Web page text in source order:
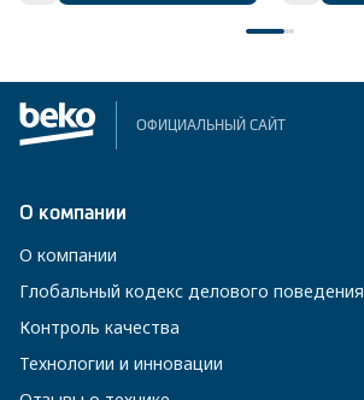
ОФИЦИАЛЬНЫЙ САЙТ
О компании
О компании
Глобальный кодекс делового поведения
Контроль качества
Технологии и инновации